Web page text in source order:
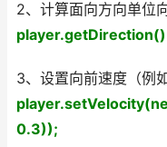
2、计算面向方向单位向
3、设置向前速度（例
0.3));